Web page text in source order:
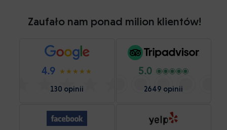
Zaufało nam ponad milion klientów!
4.9
130 opinii
5.0
2649 opinii